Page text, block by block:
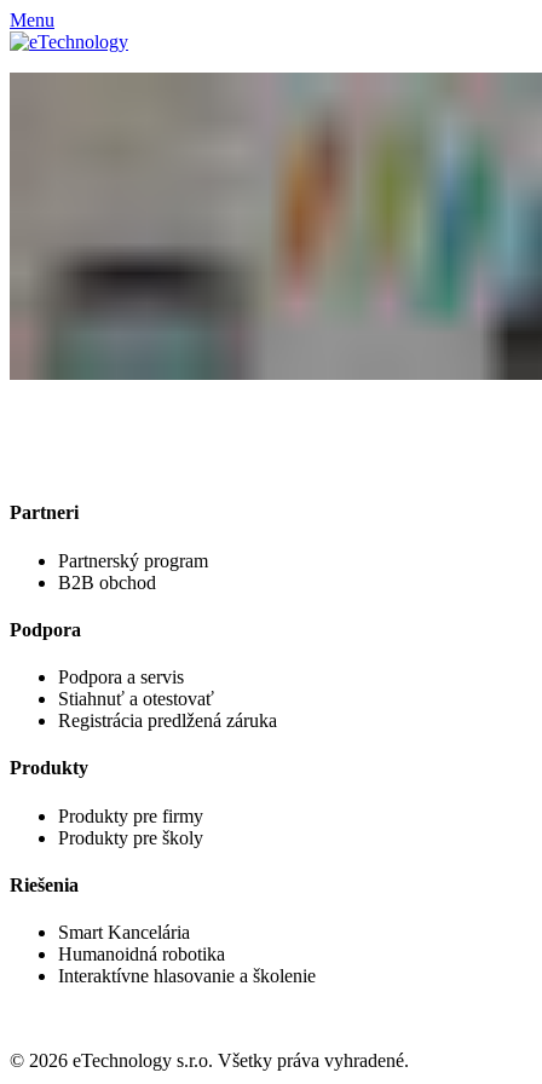
Menu
Partneri
Partnerský program
B2B obchod
Podpora
Podpora a servis
Stiahnuť a otestovať
Registrácia predlžená záruka
Produkty
Produkty pre firmy
Produkty pre školy
Riešenia
Smart Kancelária
Humanoidná robotika
Interaktívne hlasovanie a školenie
© 2026 eTechnology s.r.o. Všetky práva vyhradené.